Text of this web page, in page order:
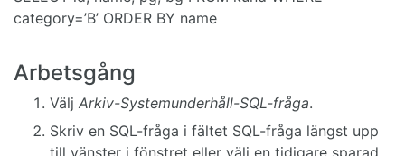
category=’B’ ORDER BY name
Arbetsgång
Välj Arkiv-Systemunderhåll-SQL-fråga.
Skriv en SQL-fråga i fältet SQL-fråga längst upp